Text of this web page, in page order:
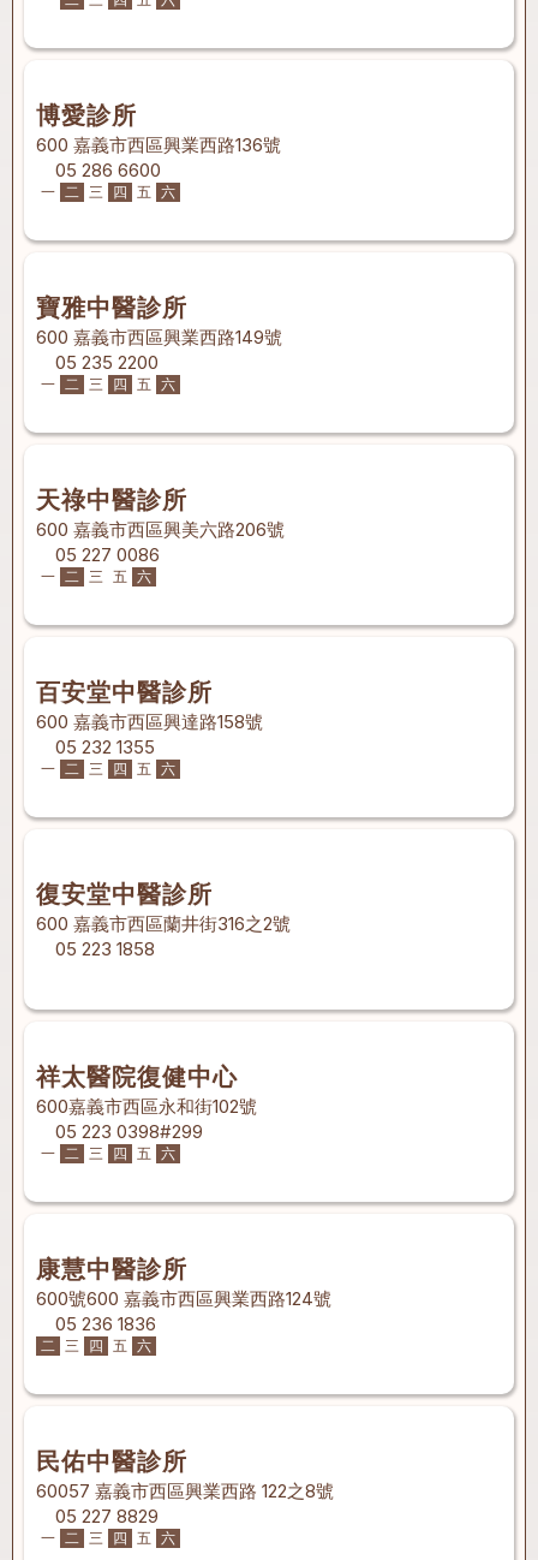
博愛診所
600 嘉義市西區興業西路136號
05 286 6600
一 二 三 四 五 六
寶雅中醫診所
600 嘉義市西區興業西路149號
05 235 2200
一 二 三 四 五 六
天祿中醫診所
600 嘉義市西區興美六路206號
05 227 0086
一 二 三 五 六
百安堂中醫診所
600 嘉義市西區興達路158號
05 232 1355
一 二 三 四 五 六
復安堂中醫診所
600 嘉義市西區蘭井街316之2號
05 223 1858
祥太醫院復健中心
600嘉義市西區永和街102號
05 223 0398#299
一 二 三 四 五 六
康慧中醫診所
600號600 嘉義市西區興業西路124號
05 236 1836
二 三 四 五 六
民佑中醫診所
60057 嘉義市西區興業西路 122之8號
05 227 8829
一 二 三 四 五 六